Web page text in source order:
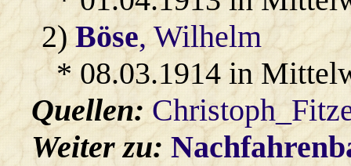
2)Böse, Wilhelm
* 08.03.1914 in
Quellen:
Weiter zu: